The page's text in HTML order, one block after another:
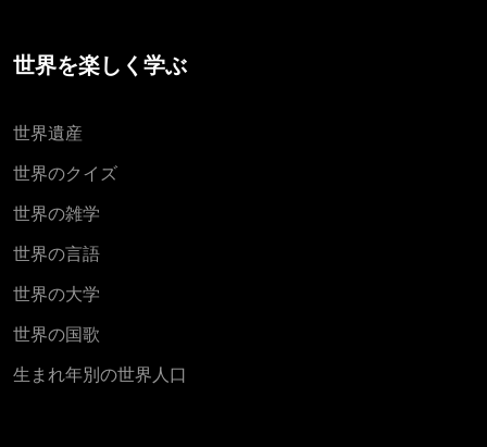
世界を楽しく学ぶ
世界遺産
世界のクイズ
世界の雑学
世界の言語
世界の大学
世界の国歌
生まれ年別の世界人口